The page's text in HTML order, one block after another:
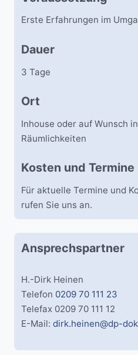
Erste Erfahrungen im
Dauer
3 Tage
Ort
Inhouse oder auf Wunsch
Räumlichkeiten
Kosten und Termine
Für aktuelle Termine und
rufen Sie uns an.
Ansprechspartner
H.-Dirk Heinen
Telefon 0209 70 111 23
Telefax 0209 70 111 12
E-Mail: dirk.heinen@dp-